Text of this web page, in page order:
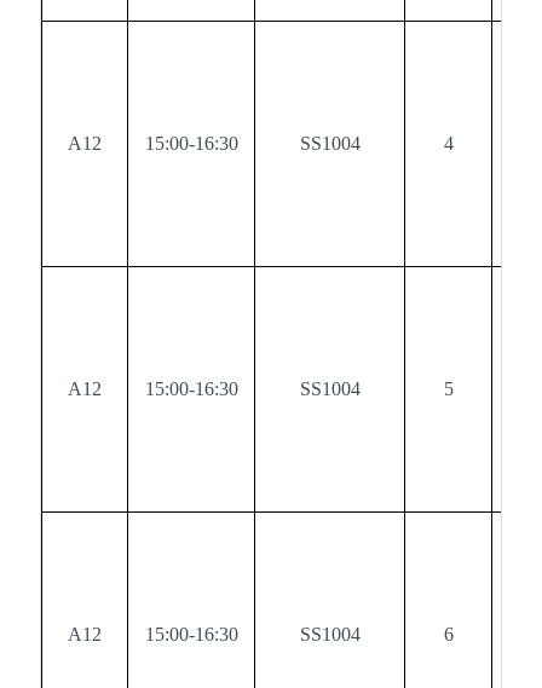
A12 15:00-16:30 SS1004 4
A12 15:00-16:30 SS1004 5
A12 15:00-16:30 SS1004 6